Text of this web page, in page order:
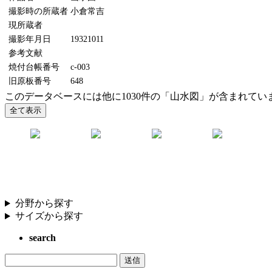
撮影時の所蔵者 小倉常吉
現所蔵者
撮影年月日
19321011
参考文献
焼付台帳番号
c-003
旧原板番号
648
このデータベースには他に1030件の「山水図」が含まれてい
分野から探す
サイズから探す
search